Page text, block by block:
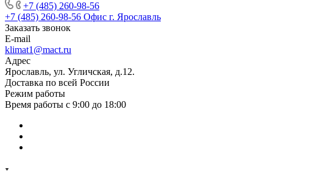
+7 (485) 260-98-56
+7 (485) 260-98-56 Офис г. Ярославль
Заказать звонок
E-mail
klimat1@mact.ru
Адрес
Ярославль, ул. Угличская, д.12.
Доставка по всей России
Режим работы
Время работы с 9:00 до 18:00